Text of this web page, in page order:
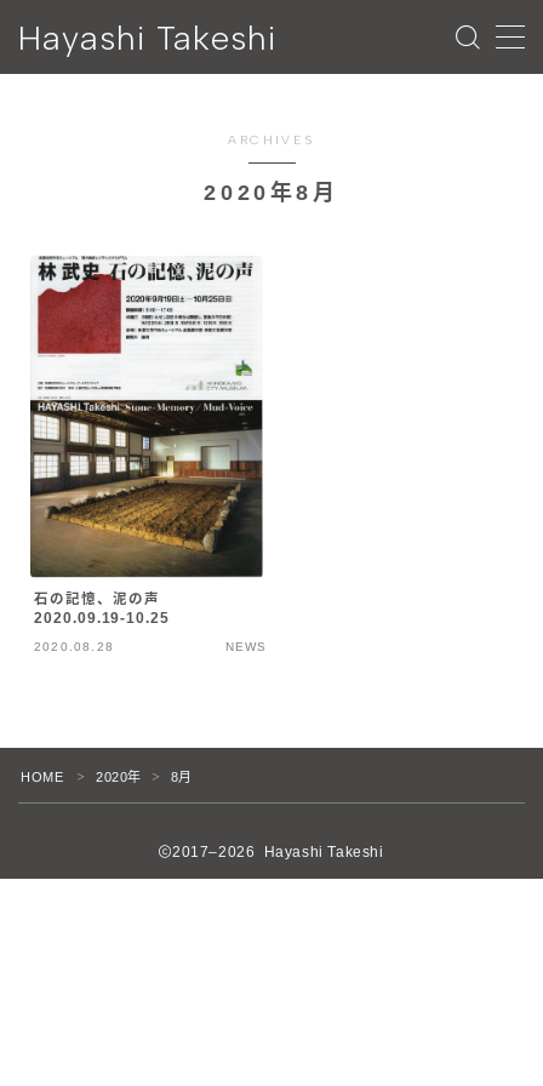
Hayashi Takeshi
PROFILE
ARCHIVES
2020年8月
石の記憶、泥の声
2020.09.19-10.25
2020.08.28 NEWS
HOME ＞ 2020年 ＞ 8月
2017–2026 Hayashi Takeshi